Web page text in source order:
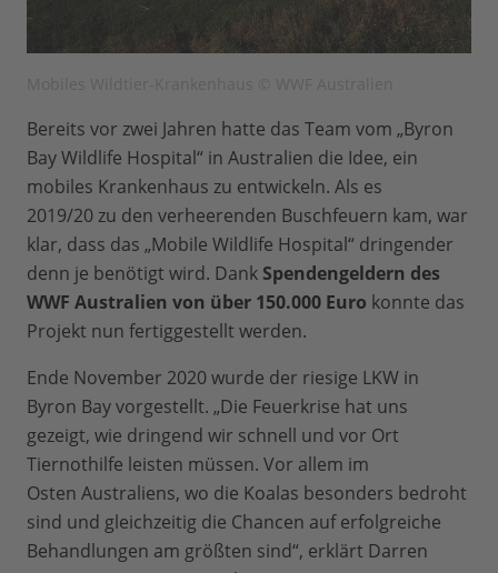
Bereits vor zwei Jahren hatte das Team vom „Byron
Bay Wildlife Hospital“ in Australien die Idee, ein
mobiles Krankenhaus zu entwickeln. Als es
2019/20 zu den verheerenden Buschfeuern kam, war
klar, dass das „Mobile Wildlife Hospital“ dringender
denn je benötigt wird. Dank Spendengeldern des
WWF Australien von über 150.000 Euro konnte das
Projekt nun fertiggestellt werden.
Ende November 2020 wurde der riesige LKW in
Byron Bay vorgestellt. „Die Feuerkrise hat uns
gezeigt, wie dringend wir schnell und vor Ort
Tiernothilfe leisten müssen. Vor allem im
Osten Australiens, wo die Koalas besonders bedroht
sind und gleichzeitig die Chancen auf erfolgreiche
Behandlungen am größten sind“, erklärt Darren